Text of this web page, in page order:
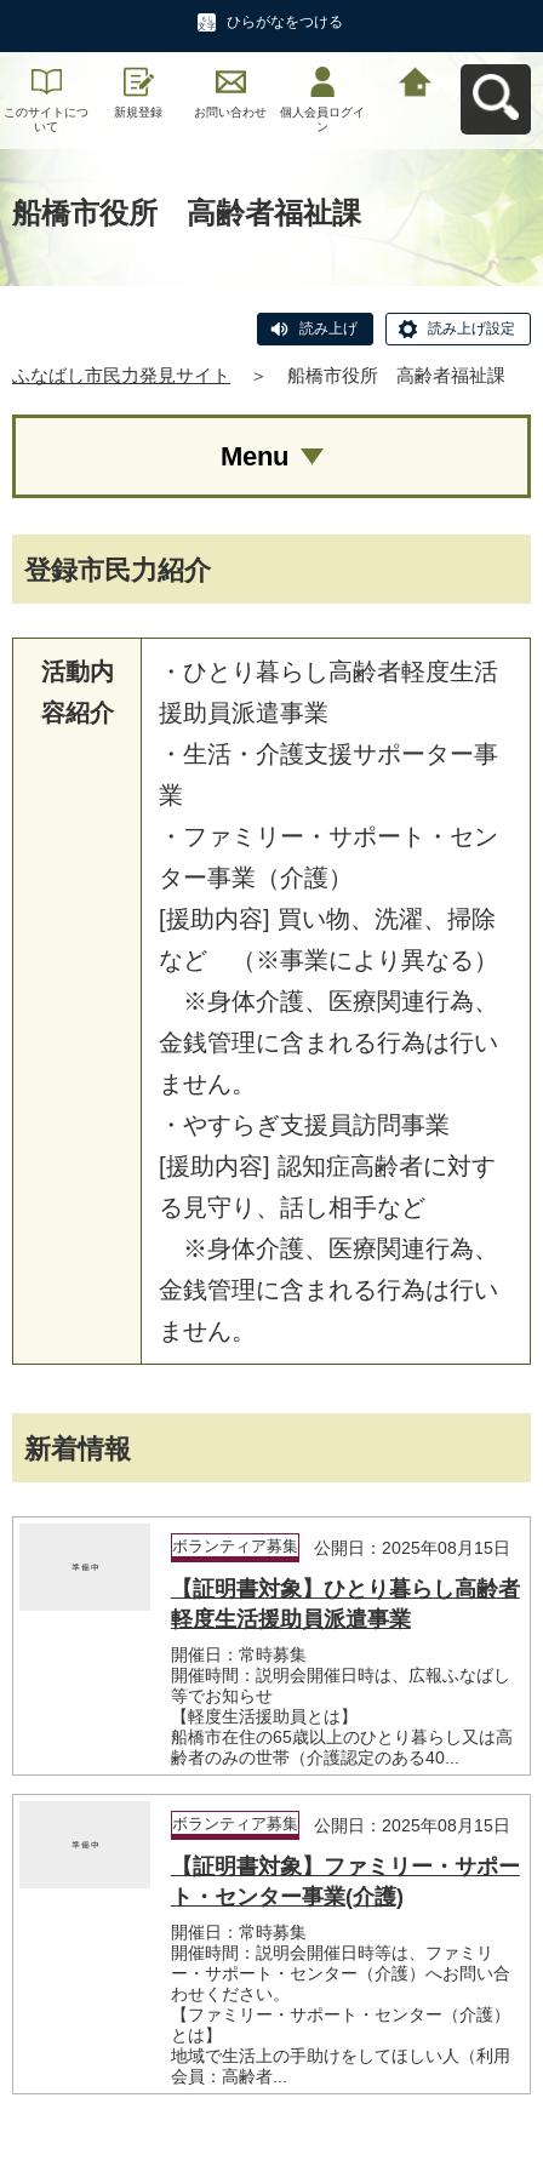
ひらがなをつける
このサイトにつ
いて
新規登録 お問い合わせ
個人会員ログイ
ン
船橋市役所 高齢者福祉課
読み上げ 読み上げ設定
ふなばし市民力発見サイト ＞ 船橋市役所 高齢者福祉課
登録市民力紹介
活動内
容紹介
・ひとり暮らし高齢者軽度生活
援助員派遣事業
・生活・介護支援サポーター事
業
・ファミリー・サポート・セン
ター事業（介護）
[援助内容] 買い物、洗濯、掃除
など （※事業により異なる）
※身体介護、医療関連行為、
金銭管理に含まれる行為は行い
ません。
・やすらぎ支援員訪問事業
[援助内容] 認知症高齢者に対す
る見守り、話し相手など
※身体介護、医療関連行為、
金銭管理に含まれる行為は行い
ません。
新着情報
ボランティア募集 公開日：2025年08月15日
【証明書対象】ひとり暮らし高齢者
軽度生活援助員派遣事業
開催日：常時募集
開催時間：説明会開催日時は、広報ふなばし
等でお知らせ
【軽度生活援助員とは】
船橋市在住の65歳以上のひとり暮らし又は高
齢者のみの世帯（介護認定のある40...
ボランティア募集 公開日：2025年08月15日
【証明書対象】ファミリー・サポー
ト・センター事業(介護)
開催日：常時募集
開催時間：説明会開催日時等は、ファミリ
ー・サポート・センター（介護）へお問い合
わせください。
【ファミリー・サポート・センター（介護）
とは】
地域で生活上の手助けをしてほしい人（利用
会員：高齢者...
Menu